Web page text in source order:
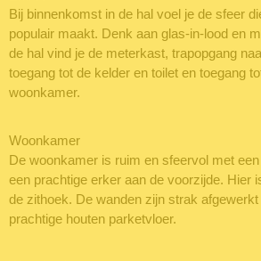
Bij binnenkomst in de hal voel je de sfeer
populair maakt. Denk aan glas-in-lood en
de hal vind je de meterkast, trapopgang
toegang tot de kelder en toilet en toegang
woonkamer.
Woonkamer
De woonkamer is ruim en sfeervol met
een prachtige erker aan de voorzijde. Hier
de zithoek. De wanden zijn strak afgewerkt
prachtige houten parketvloer.